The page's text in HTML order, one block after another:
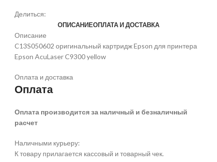
Делиться:
ОПИСАНИЕОПЛАТА И ДОСТАВКА
Описание
C13S050602 оригинальный картридж Epson для принтера
Epson AcuLaser C9300 yellow
Оплата и доставка
Оплата
Оплата производится за наличный и безналичный
расчет
Наличными курьеру:
К товару прилагается кассовый и товарный чек.